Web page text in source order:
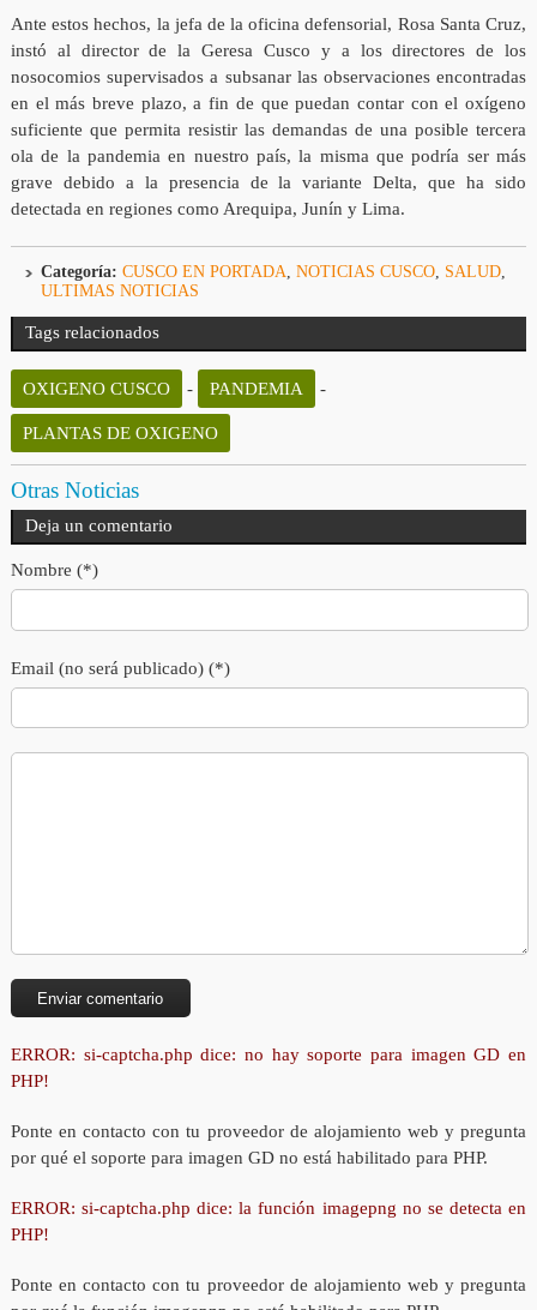
Ante estos hechos, la jefa de la oficina defensorial, Rosa Santa Cruz,
instó al director de la Geresa Cusco y a los directores de los
nosocomios supervisados a subsanar las observaciones encontradas
en el más breve plazo, a fin de que puedan contar con el oxígeno
suficiente que permita resistir las demandas de una posible tercera
ola de la pandemia en nuestro país, la misma que podría ser más
grave debido a la presencia de la variante Delta, que ha sido
detectada en regiones como Arequipa, Junín y Lima.
Categoría: CUSCO EN PORTADA, NOTICIAS CUSCO, SALUD,
ULTIMAS NOTICIAS
Tags relacionados
OXIGENO CUSCO - PANDEMIA -
PLANTAS DE OXIGENO
Otras Noticias
Deja un comentario
Nombre (*)
Email (no será publicado) (*)
ERROR: si-captcha.php dice: no hay soporte para imagen GD en
PHP!
Ponte en contacto con tu proveedor de alojamiento web y pregunta
por qué el soporte para imagen GD no está habilitado para PHP.
ERROR: si-captcha.php dice: la función imagepng no se detecta en
PHP!
Ponte en contacto con tu proveedor de alojamiento web y pregunta